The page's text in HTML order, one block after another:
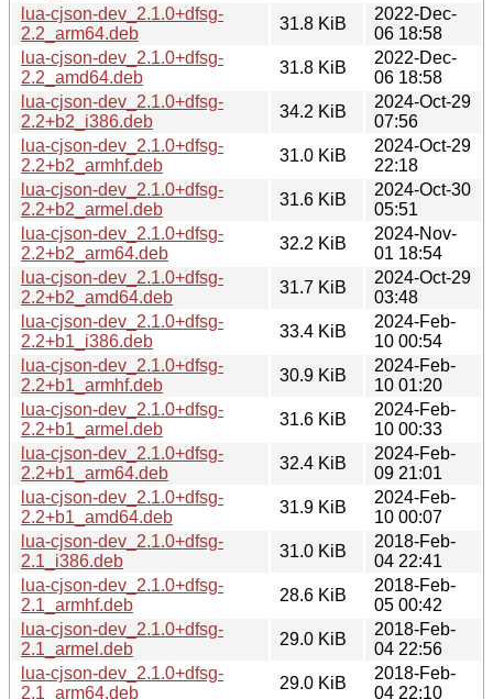
lua-cjson-dev_2.1.0+dfsg-
2.2_arm64.deb
31.8 KiB
2022-Dec-
06 18:58
lua-cjson-dev_2.1.0+dfsg-
2.2_amd64.deb
31.8 KiB
2022-Dec-
06 18:58
lua-cjson-dev_2.1.0+dfsg-
2.2+b2_i386.deb
34.2 KiB
2024-Oct-29
07:56
lua-cjson-dev_2.1.0+dfsg-
2.2+b2_armhf.deb
31.0 KiB
2024-Oct-29
22:18
lua-cjson-dev_2.1.0+dfsg-
2.2+b2_armel.deb
31.6 KiB
2024-Oct-30
05:51
lua-cjson-dev_2.1.0+dfsg-
2.2+b2_arm64.deb
32.2 KiB
2024-Nov-
01 18:54
lua-cjson-dev_2.1.0+dfsg-
2.2+b2_amd64.deb
31.7 KiB
2024-Oct-29
03:48
lua-cjson-dev_2.1.0+dfsg-
2.2+b1_i386.deb
33.4 KiB
2024-Feb-
10 00:54
lua-cjson-dev_2.1.0+dfsg-
2.2+b1_armhf.deb
30.9 KiB
2024-Feb-
10 01:20
lua-cjson-dev_2.1.0+dfsg-
2.2+b1_armel.deb
31.6 KiB
2024-Feb-
10 00:33
lua-cjson-dev_2.1.0+dfsg-
2.2+b1_arm64.deb
32.4 KiB
2024-Feb-
09 21:01
lua-cjson-dev_2.1.0+dfsg-
2.2+b1_amd64.deb
31.9 KiB
2024-Feb-
10 00:07
lua-cjson-dev_2.1.0+dfsg-
2.1_i386.deb
31.0 KiB
2018-Feb-
04 22:41
lua-cjson-dev_2.1.0+dfsg-
2.1_armhf.deb
28.6 KiB
2018-Feb-
05 00:42
lua-cjson-dev_2.1.0+dfsg-
2.1_armel.deb
29.0 KiB
2018-Feb-
04 22:56
lua-cjson-dev_2.1.0+dfsg-
2.1_arm64.deb
29.0 KiB
2018-Feb-
04 22:10